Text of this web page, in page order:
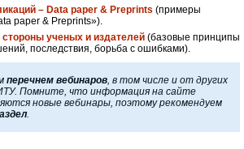
– Data paper & Preprints (примеры
paper & Preprints»).
ученых и издателей (базовые принципы
последствия, борьба с ошибками).
перечнем вебинаров, в том числе и от других
. Помните, что информация на сайте
новые вебинары, поэтому рекомендуем
.